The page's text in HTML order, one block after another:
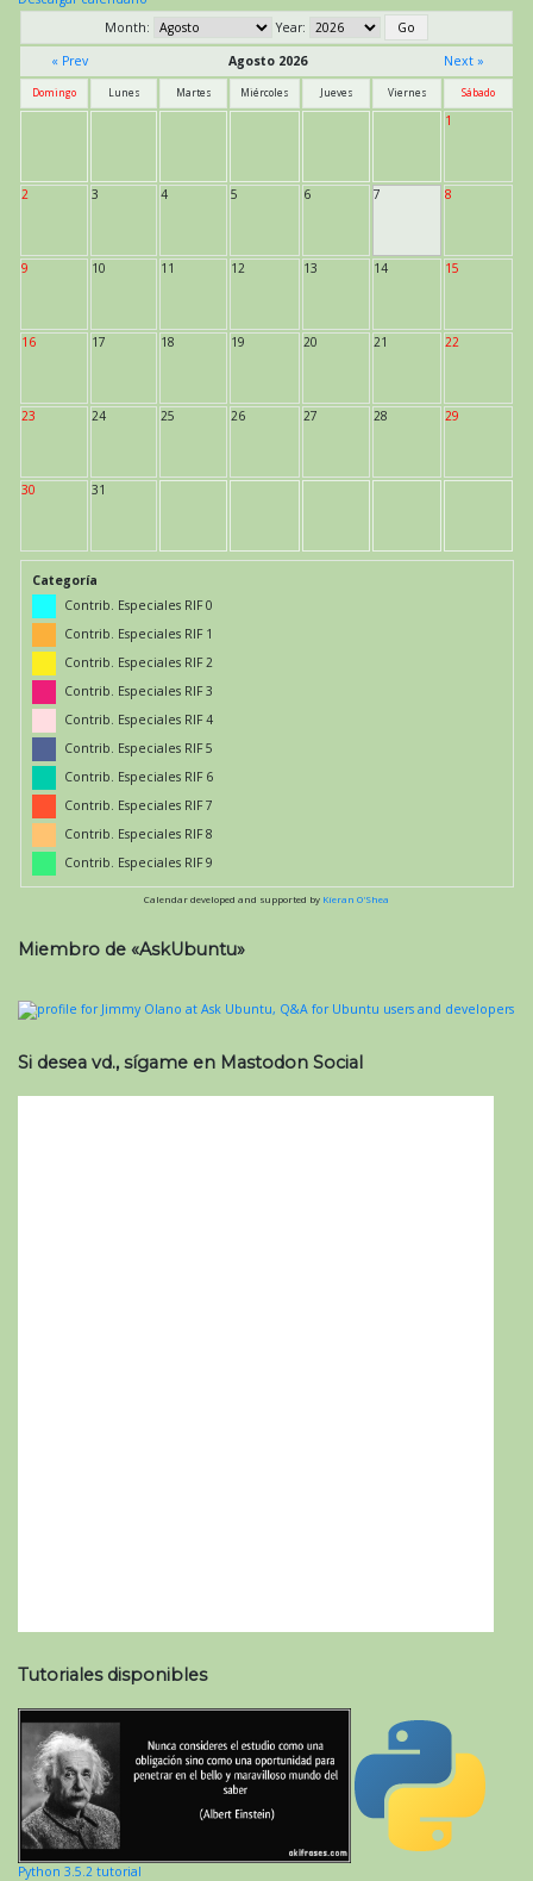
Month:
Year:
« Prev
Agosto 2026 Next »
Domingo Lunes Martes Miércoles Jueves Viernes Sábado
1
2 3 4 5 6 7 8
9 10 11 12 13 14 15
16 17 18 19 20 21 22
23 24 25 26 27 28 29
30 31
Categoría
Contrib. Especiales RIF 0
Contrib. Especiales RIF 1
Contrib. Especiales RIF 2
Contrib. Especiales RIF 3
Contrib. Especiales RIF 4
Contrib. Especiales RIF 5
Contrib. Especiales RIF 6
Contrib. Especiales RIF 7
Contrib. Especiales RIF 8
Contrib. Especiales RIF 9
Calendar developed and supported by Kieran O'Shea
Miembro de «AskUbuntu»
Si desea vd., sígame en Mastodon Social
Tutoriales disponibles
Python 3.5.2 tutorial